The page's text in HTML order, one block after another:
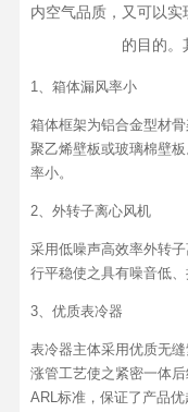
内空气品质，又可以
的目的。
1、箱体漏风率小
箱体框架为铝合金型材
聚乙烯壁板或玻璃棉壁
率小。
2、外转子离心风机
采用低噪声高效率外转
行平稳使之具有噪音低、
3、优质表冷器
表冷器主体采用优质无
涨管工艺使之紧密一体
ARL标准，保证了产品优